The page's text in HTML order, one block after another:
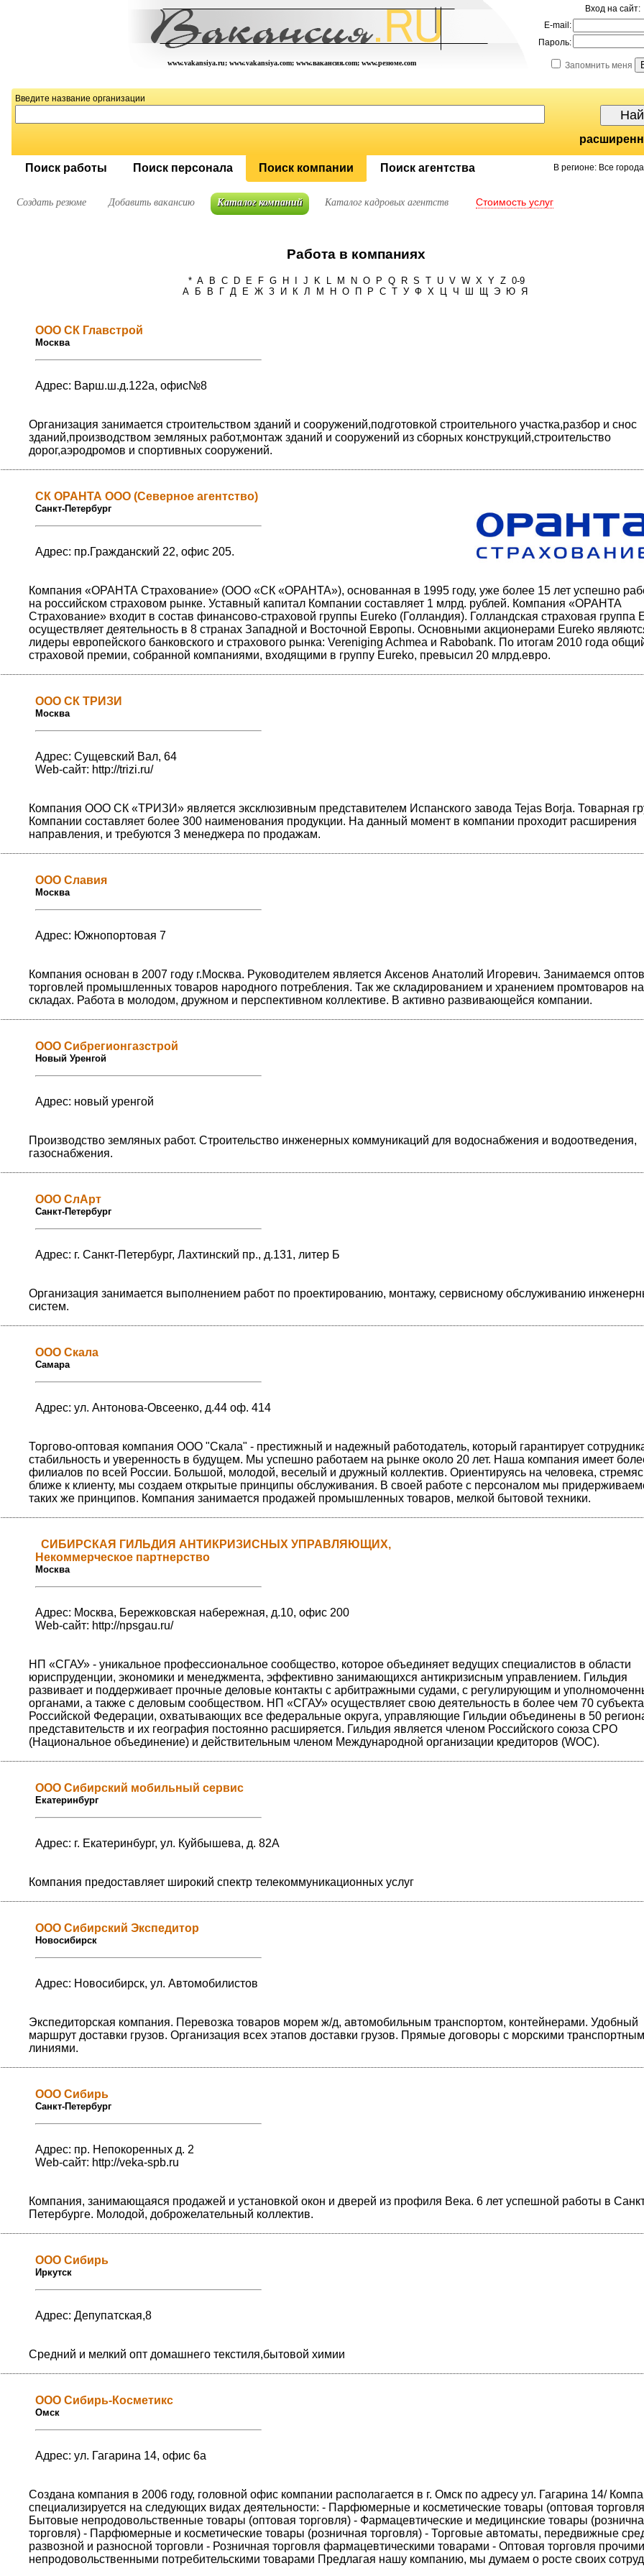
www.vakansiya.ru; www.vakansiya.com; www.вакансия.com; www.резюме.com
Вход на сайт:
E-mail:
Пароль:
Запомнить меня
Введите название организации
Поиск работы Поиск персонала Поиск компании Поиск агентства В регионе: Все города
Создать резюме Добавить вакансию Каталог компаний Каталог кадровых агентств Стоимость услуг
Работа в компаниях
* A B C D E F G H J K L M N O P Q R S T U V W X Y Z 0-9
А
Б В Г Д Е Ж З И К Л М Н О П Р С Т У Ф Х Ц Ч Ш Щ Э Ю Я
ООО СК Главстрой
Москва
Адрес: Варш.ш.д.122а, офис№8
Организация занимается строительством зданий и сооружений,подготовкой строительного участка,разбор и снос
зданий,производством земляных работ,монтаж зданий и сооружений из сборных конструкций,строительство
дорог,аэродромов и спортивных сооружений.
СК ОРАНТА ООО (Северное агентство)
Санкт-Петербург
Адрес: пр.Гражданский 22, офис 205.
Компания «ОРАНТА Страхование» (ООО «СК «ОРАНТА»), основанная в 1995 году, уже более 15 лет успешно
на российском страховом рынке. Уставный капитал Компании составляет 1 млрд. рублей. Компания «ОРАНТА
Страхование» входит в состав финансово-страховой группы Eureko (Голландия). Голландская страховая группа
осуществляет деятельность в 8 странах Западной и Восточной Европы. Основными акционерами Eureko
лидеры европейского банковского и страхового рынка: Vereniging Achmea и Rabobank. По итогам 2010 года
страховой премии, собранной компаниями, входящими в группу Eureko, превысил 20 млрд.евро.
ООО СК ТРИЗИ
Москва
Адрес: Сущевский Вал, 64
Web-сайт: http://trizi.ru/
Компания ООО СК «ТРИЗИ» является эксклюзивным представителем Испанского завода Tejas Borja. Товарная
Компании составляет более 300 наименования продукции. На данный момент в компании проходит расширения
направления, и требуются 3 менеджера по продажам.
ООО Славия
Москва
Адрес: Южнопортовая 7
Компания основан в 2007 году г.Москва. Руководителем является Аксенов Анатолий Игоревич. Занимаемся
торговлей промышленных товаров народного потребления. Так же складированием и хранением промтоваров на
складах. Работа в молодом, дружном и перспективном коллективе. В активно развивающейся компании.
ООО Сибрегионгазстрой
Новый Уренгой
Адрес: новый уренгой
Производство земляных работ. Строительство инженерных коммуникаций для водоснабжения и водоотведения,
газоснабжения.
ООО СлАрт
Санкт-Петербург
Адрес: г. Санкт-Петербург, Лахтинский пр., д.131, литер Б
Организация занимается выполнением работ по проектированию, монтажу, сервисному обслуживанию
систем.
ООО Скала
Самара
Адрес: ул. Антонова-Овсеенко, д.44 оф. 414
Торгово-оптовая компания ООО "Скала" - престижный и надежный работодатель, который гарантирует
стабильность и уверенность в будущем. Мы успешно работаем на рынке около 20 лет. Наша компания имеет
филиалов по всей России. Большой, молодой, веселый и дружный коллектив. Ориентируясь на человека,
ближе к клиенту, мы создаем открытые принципы обслуживания. В своей работе с персоналом мы
таких же принципов. Компания занимается продажей промышленных товаров, мелкой бытовой техники.
СИБИРСКАЯ ГИЛЬДИЯ АНТИКРИЗИСНЫХ УПРАВЛЯЮЩИХ,
Некоммерческое партнерство
Москва
Адрес: Москва, Бережковская набережная, д.10, офис 200
Web-сайт: http://npsgau.ru/
НП «СГАУ» - уникальное профессиональное сообщество, которое объединяет ведущих специалистов в области
юриспруденции, экономики и менеджмента, эффективно занимающихся антикризисным управлением. Гильдия
развивает и поддерживает прочные деловые контакты с арбитражными судами, с регулирующим и
органами, а также с деловым сообществом. НП «СГАУ» осуществляет свою деятельность в более чем 70
Российской Федерации, охватывающих все федеральные округа, управляющие Гильдии объединены в 50
представительств и их география постоянно расширяется. Гильдия является членом Российского союза СРО
(Национальное объединение) и действительным членом Международной организации кредиторов (WOC).
ООО Сибирский мобильный сервис
Екатеринбург
Адрес: г. Екатеринбург, ул. Куйбышева, д. 82А
Компания предоставляет широкий спектр телекоммуникационных услуг
ООО Сибирский Экспедитор
Новосибирск
Адрес: Новосибирск, ул. Автомобилистов
Экспедиторская компания. Перевозка товаров морем ж/д, автомобильным транспортом, контейнерами. Удобный
маршрут доставки грузов. Организация всех этапов доставки грузов. Прямые договоры с морскими
линиями.
ООО Сибирь
Санкт-Петербург
Адрес: пр. Непокоренных д. 2
Web-сайт: http://veka-spb.ru
Компания, занимающаяся продажей и установкой окон и дверей из профиля Века. 6 лет успешной работы в
Петербурге. Молодой, доброжелательный коллектив.
ООО Сибирь
Иркутск
Адрес: Депупатская,8
Средний и мелкий опт домашнего текстиля,бытовой химии
ООО Сибирь-Косметикс
Омск
Адрес: ул. Гагарина 14, офис 6а
Создана компания в 2006 году, головной офис компании располагается в г. Омск по адресу ул. Гагарина 14/
специализируется на следующих видах деятельности: - Парфюмерные и косметические товары (оптовая
Бытовые непродовольственные товары (оптовая торговля) - Фармацевтические и медицинские товары
торговля) - Парфюмерные и косметические товары (розничная торговля) - Торговые автоматы, передвижные
развозной и разносной торговли - Розничная торговля фармацевтическими товарами - Оптовая торговля прочими
непродовольственными потребительскими товарами Предлагая нашу компанию, мы думаем о росте своих